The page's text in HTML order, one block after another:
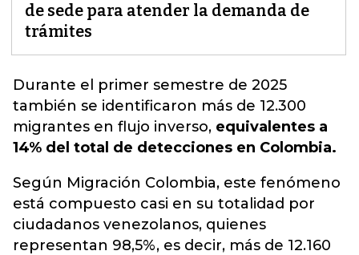
de sede para atender la demanda de
trámites
Durante el primer semestre de 2025
también se identificaron más de 12.300
migrantes en flujo inverso, equivalentes a
14% del total de detecciones en Colombia.
Según Migración Colombia, este fenómeno
está compuesto casi en su totalidad por
ciudadanos venezolanos, quienes
representan 98,5%, es decir, más de 12.160